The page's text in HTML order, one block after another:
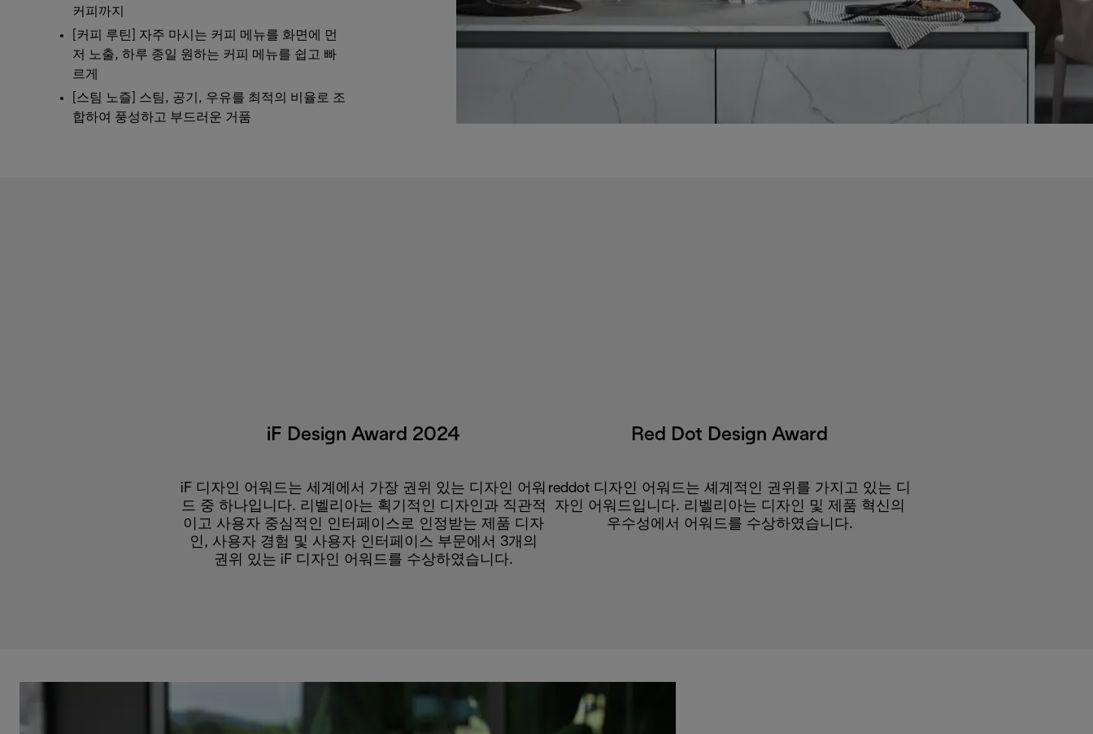
커피까지
[커피 루틴] 자주 마시는 커피 메뉴를 화면에 먼
저 노출, 하루 종일 원하는 커피 메뉴를 쉽고 빠
르게
[스팀 노즐] 스팀, 공기, 우유를 최적의 비율로 조
합하여 풍성하고 부드러운 거품
iF Design Award 2024
iF 디자인 어워드는 세계에서 가장 권위 있는 디자인 어워
드 중 하나입니다. 리벨리아는 획기적인 디자인과 직관적
이고 사용자 중심적인 인터페이스로 인정받는 제품 디자
인, 사용자 경험 및 사용자 인터페이스 부문에서 3개의
권위 있는 iF 디자인 어워드를 수상하였습니다.
Red Dot Design Award
reddot 디자인 어워드는 셰계적인 권위를 가지고 있는 디
자인 어워드입니다. 리벨리아는 디자인 및 제품 혁신의
우수성에서 어워드를 수상하였습니다.